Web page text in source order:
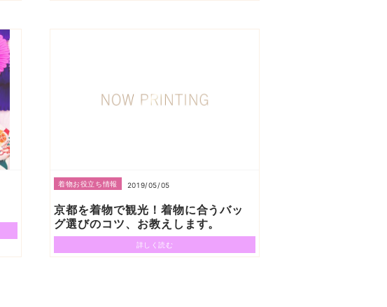
着物お役立ち情報 2019/05/05
京都を着物で観光！着物に合うバッ
グ選びのコツ、お教えします。
詳しく読む